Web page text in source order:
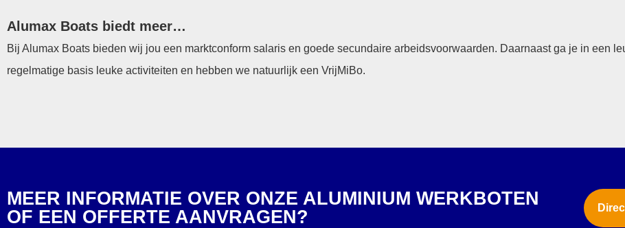
Alumax Boats biedt meer…
Bij Alumax Boats bieden wij jou een marktconform salaris en goede secundaire arbeidsvoorwaarden. Daarnaast ga je in een
regelmatige basis leuke activiteiten en hebben we natuurlijk een VrijMiBo.
MEER INFORMATIE OVER ONZE ALUMINIUM WERKBOTEN
OF EEN OFFERTE AANVRAGEN?